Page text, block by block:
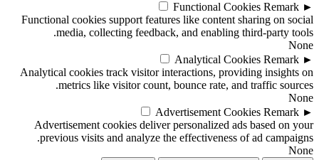
►
Functional Cookies Remark
Functional cookies support features like content sharing on social
media, collecting feedback, and enabling third-party tools.
None
►
Analytical Cookies Remark
Analytical cookies track visitor interactions, providing insights on
metrics like visitor count, bounce rate, and traffic sources.
None
►
Advertisement Cookies Remark
Advertisement cookies deliver personalized ads based on your
previous visits and analyze the effectiveness of ad campaigns.
None